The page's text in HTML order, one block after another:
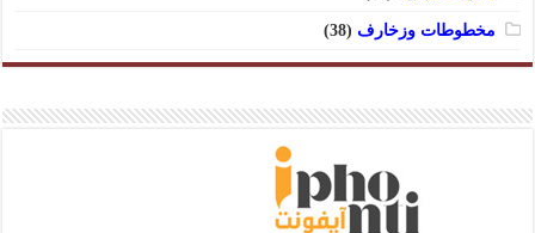
مخطوطات وزخارف (38)